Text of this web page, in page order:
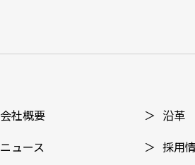
会社概要
ニュース
＞ 沿革
＞ 採⽤